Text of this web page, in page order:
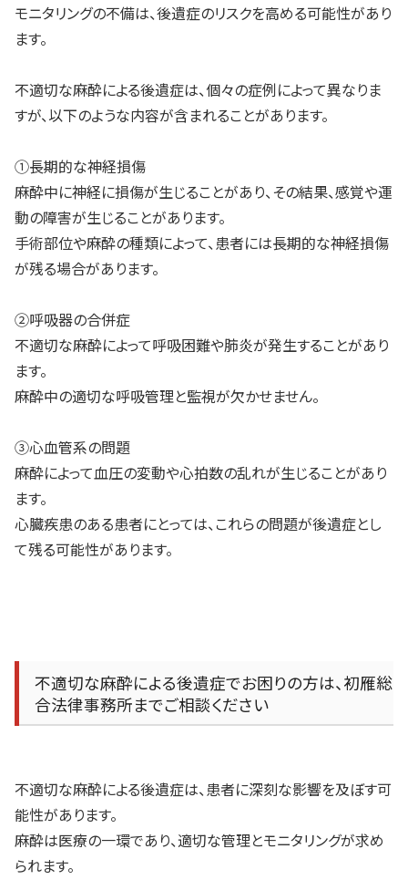
モニタリングの不備は、後遺症のリスクを高める可能性があり
ます。
不適切な麻酔による後遺症は、個々の症例によって異なりま
すが、以下のような内容が含まれることがあります。
①長期的な神経損傷
麻酔中に神経に損傷が生じることがあり、その結果、感覚や運
動の障害が生じることがあります。
手術部位や麻酔の種類によって、患者には長期的な神経損傷
が残る場合があります。
②呼吸器の合併症
不適切な麻酔によって呼吸困難や肺炎が発生することがあり
ます。
麻酔中の適切な呼吸管理と監視が欠かせません。
③心血管系の問題
麻酔によって血圧の変動や心拍数の乱れが生じることがあり
ます。
心臓疾患のある患者にとっては、これらの問題が後遺症とし
て残る可能性があります。
不適切な麻酔による後遺症でお困りの方は、初雁総
合法律事務所までご相談ください
不適切な麻酔による後遺症は、患者に深刻な影響を及ぼす可
能性があります。
麻酔は医療の一環であり、適切な管理とモニタリングが求め
られます。